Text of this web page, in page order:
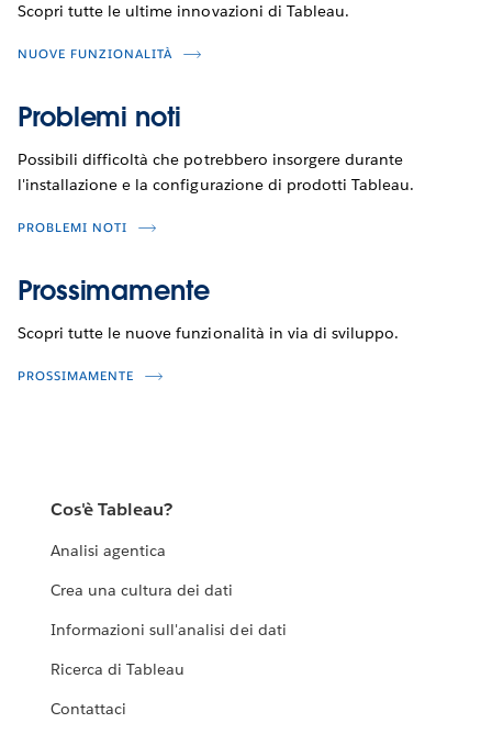
Scopri tutte le ultime innovazioni di Tableau.
NUOVE FUNZIONALITÀ
Problemi noti
Possibili difficoltà che potrebbero insorgere durante
l'installazione e la configurazione di prodotti Tableau.
PROBLEMI NOTI
Prossimamente
Scopri tutte le nuove funzionalità in via di sviluppo.
PROSSIMAMENTE
Cos'è Tableau?
Analisi agentica
Crea una cultura dei dati
Informazioni sull'analisi dei dati
Ricerca di Tableau
Contattaci